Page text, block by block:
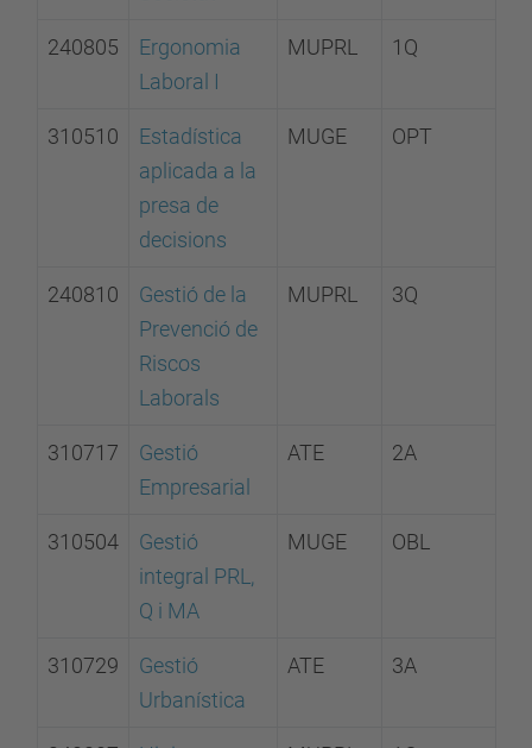
240805
Ergonomia
Laboral I
MUPRL 1Q
310510
Estadística
aplicada a la
presa de
decisions
MUGE OPT
240810
Gestió de la
Prevenció de
Riscos
Laborals
MUPRL 3Q
310717
Gestió
Empresarial
ATE 2A
310504
Gestió
integral PRL,
Q i MA
MUGE OBL
310729
Gestió
Urbanística
ATE 3A